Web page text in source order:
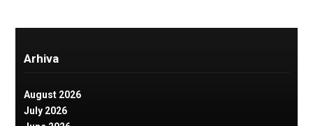
Arhiva
August 2026
July 2026